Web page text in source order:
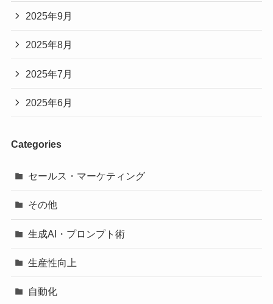
2025年9月
2025年8月
2025年7月
2025年6月
Categories
セールス・マーケティング
その他
生成AI・プロンプト術
生産性向上
自動化